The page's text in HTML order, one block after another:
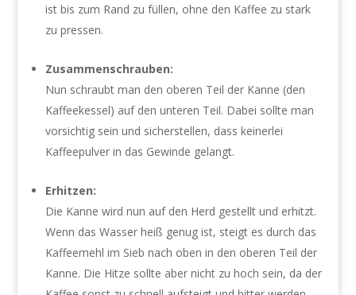
ist bis zum Rand zu füllen, ohne den Kaffee zu stark
zu pressen.
Zusammenschrauben:
Nun schraubt man den oberen Teil der Kanne (den
Kaffeekessel) auf den unteren Teil. Dabei sollte man
vorsichtig sein und sicherstellen, dass keinerlei
Kaffeepulver in das Gewinde gelangt.
Erhitzen:
Die Kanne wird nun auf den Herd gestellt und erhitzt.
Wenn das Wasser heiß genug ist, steigt es durch das
Kaffeemehl im Sieb nach oben in den oberen Teil der
Kanne. Die Hitze sollte aber nicht zu hoch sein, da der